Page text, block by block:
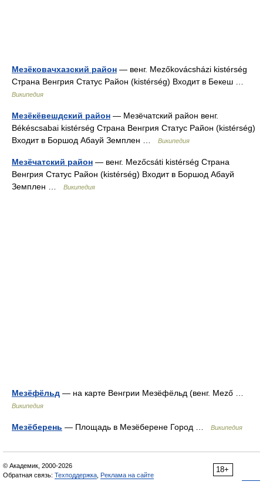
Мезёковачхазский район — венг. Mezőkovácsházi kistérség
Страна Венгрия Статус Район (kistérség) Входит в Бекеш …
Википедия
Мезёкёвешдский район — Мезёчатский район венг.
Békéscsabai kistérség Страна Венгрия Статус Район (kistérség)
Входит в Боршод Абауй Земплен …
Википедия
Мезёчатский район — венг. Mezőcsáti kistérség Страна
Венгрия Статус Район (kistérség) Входит в Боршод Абауй
Земплен …
Википедия
Мезёфёльд — на карте Венгрии Мезёфёльд (венг. Mező …
Википедия
Мезёберень — Площадь в Мезёберене Город … Википедия
18+
© Академик, 2000-2026
Обратная связь: Техподдержка Реклама на сайте